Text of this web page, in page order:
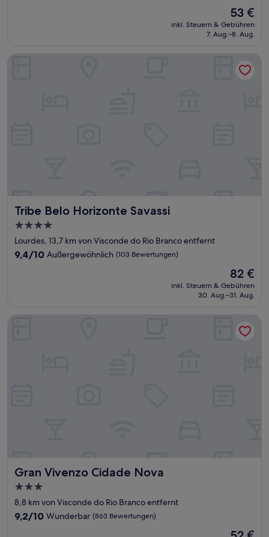
Der
Preis
beträgt
53 €
inkl. Steuern & Gebühren
7. Aug.–8. Aug.
Tribe Belo Horizonte Savassi
Tribe Belo Horizonte Savassi
4.0-
Sterne-
Unterkunft
Lourdes, 13,7 km von Visconde do Rio Branco entfernt
9.4
9,4/10 Außergewöhnlich (103 Bewertungen)
Der
Preis
beträgt
82 €
inkl. Steuern & Gebühren
30. Aug.–31. Aug.
Tribe Belo Horizonte Savassi
Gran Vivenzo Cidade Nova
Gran Vivenzo Cidade Nova
3.0-
Sterne-
Unterkunft
8,8 km von Visconde do Rio Branco entfernt
9.2
9,2/10 Wunderbar (863 Bewertungen)
Der